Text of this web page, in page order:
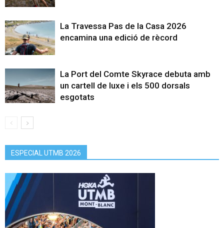
La Travessa Pas de la Casa 2026
encamina una edició de rècord
La Port del Comte Skyrace debuta amb
un cartell de luxe i els 500 dorsals
esgotats
ESPECIAL UTMB 2026